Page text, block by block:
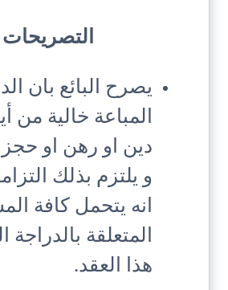
التصريحات
يصرح البائع بان
المباعة خالية من
دين او رهن او
و يلتزم بذلك
انه يتحمل كافة
المتعلقة بالدراجة
هذا العقد.